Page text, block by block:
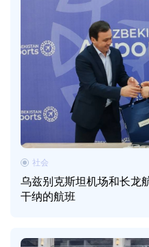
乌兹别克斯坦机场和长龙
干纳的航班
社会